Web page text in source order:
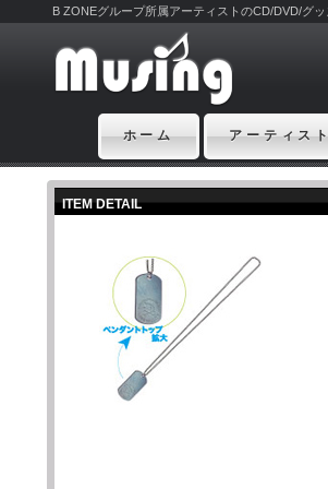
B ZONEグループ所属アーティストのCD/DVD/グ
ホーム アーティス
ITEM DETAIL